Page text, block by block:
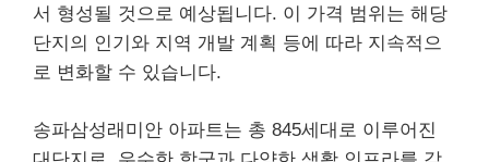
서 형성될 것으로 예상됩니다. 이 가격 범위는 해당
단지의 인기와 지역 개발 계획 등에 따라 지속적으
로 변화할 수 있습니다.
송파삼성래미안 아파트는 총 845세대로 이루어진